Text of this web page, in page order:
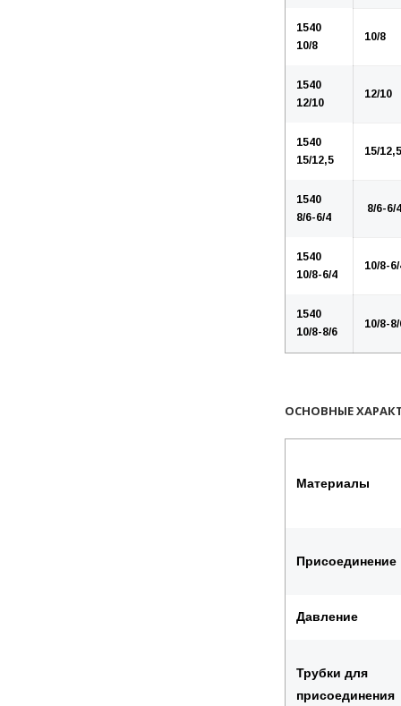
1540
10/8
10/8
1540
12/10
12/10
1540
15/12,5
15/12,5
1540
8/6-6/4
8/6-6/4
1540
10/8-6/4
10/8-6/
1540
10/8-8/6
10/8-8/
ОСНОВНЫЕ
Материалы
Присоединение
Давление
Трубки для
присоединения